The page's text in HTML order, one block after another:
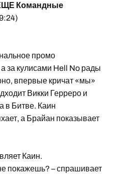
Командные
промо
за кулисами Hell No рады
впервые кричат «мы»
Викки Герреро и
в Битве. Каин
а Брайан показывает
Каин.
покажешь? – спрашивает